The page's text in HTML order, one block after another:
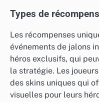
Types de
Les récompenses
événements de jalons
héros exclusifs, qui
la stratégie. Les
des skins uniques qui
visuelles pour leurs